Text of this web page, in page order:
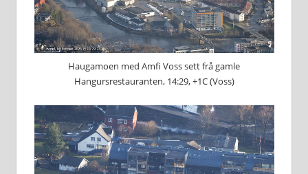
Haugamoen med Amfi Voss sett frå gamle
Hangursrestauranten, 14:29, +1C (Voss)